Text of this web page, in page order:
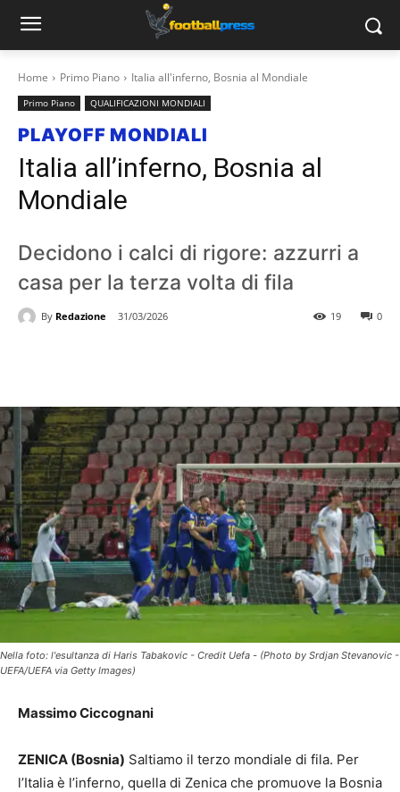
Home Primo Piano Italia all'inferno, Bosnia al Mondiale
Primo Piano QUALIFICAZIONI MONDIALI
PLAYOFF MONDIALI
Italia all’inferno, Bosnia al
Mondiale
Decidono i calci di rigore: azzurri a
casa per la terza volta di fila
By Redazione 31/03/2026 0
19
Nella foto: l'esultanza di Haris Tabakovic - Credit Uefa - (Photo by Srdjan Stevanovic -
UEFA/UEFA via Getty Images)
Massimo Ciccognani
ZENICA (Bosnia) Saltiamo il terzo mondiale di fila. Per
l’Italia è l’inferno, quella di Zenica che promuove la Bosnia